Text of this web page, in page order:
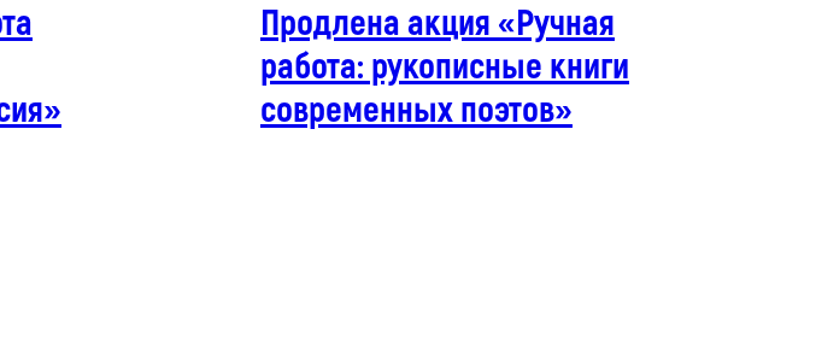
Продлена акция «Ручная
работа: рукописные книги
современных поэтов»